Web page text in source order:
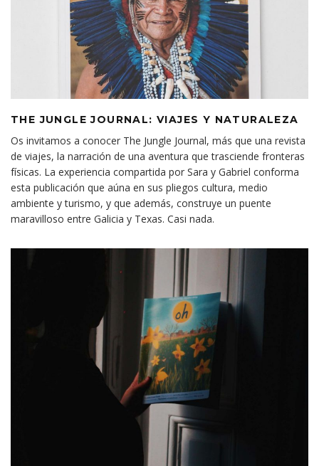
THE JUNGLE JOURNAL: VIAJES Y NATURALEZA
Os invitamos a conocer The Jungle Journal, más que una revista
de viajes, la narración de una aventura que trasciende fronteras
físicas. La experiencia compartida por Sara y Gabriel conforma
esta publicación que aúna en sus pliegos cultura, medio
ambiente y turismo, y que además, construye un puente
maravilloso entre Galicia y Texas. Casi nada.